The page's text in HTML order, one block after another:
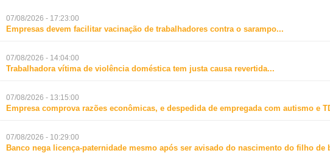
07/08/2026 - 17:23:00
Empresas devem facilitar vacinação de trabalhadores contra o sarampo...
07/08/2026 - 14:04:00
Trabalhadora vítima de violência doméstica tem justa causa revertida...
07/08/2026 - 13:15:00
Empresa comprova razões econômicas, e despedida de empregada com autismo e
07/08/2026 - 10:29:00
Banco nega licença-paternidade mesmo após ser avisado do nascimento do filho de